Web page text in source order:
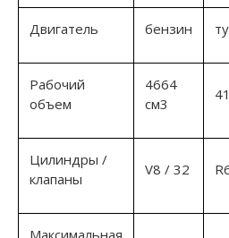
Двигатель бензин
Рабочий
объем
4664
см3
Цилиндры /
клапаны
V8 / 32
Максимальная